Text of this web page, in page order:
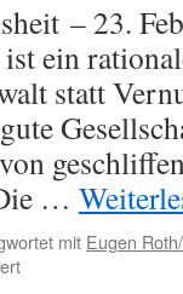
– 23.
ein
statt
…
mit Eugen
für